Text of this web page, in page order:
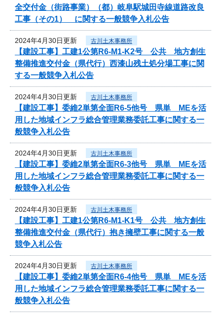
全交付金（街路事業）（都）岐阜駅城田寺線道路改良
工事（その1） に関する一般競争入札公告
2024年4月30日更新 古川土木事務所
【建設工事】工建1公第R6-M1-K2号 公共 地方創生
整備推進交付金（県代行）西漆山残土処分場工事に関
する一般競争入札公告
2024年4月30日更新 古川土木事務所
【建設工事】委維2単第全面R6-5他号 県単 MEを活
用した地域インフラ総合管理業務委託工事に関する一
般競争入札公告
2024年4月30日更新 古川土木事務所
【建設工事】委維2単第全面R6-3他号 県単 MEを活
用した地域インフラ総合管理業務委託工事に関する一
般競争入札公告
2024年4月30日更新 古川土木事務所
【建設工事】工建1公第R6-M1-K1号 公共 地方創生
整備推進交付金（県代行）抱き擁壁工事に関する一般
競争入札公告
2024年4月30日更新 古川土木事務所
【建設工事】委維2単第全面R6-4他号 県単 MEを活
用した地域インフラ総合管理業務委託工事に関する一
般競争入札公告